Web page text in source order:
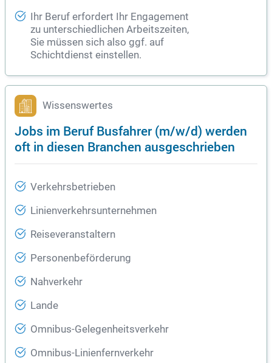
Ihr Beruf erfordert Ihr Engagement
zu unterschiedlichen Arbeitszeiten,
Sie müssen sich also ggf. auf
Schichtdienst einstellen.
Wissenswertes
Jobs im Beruf Busfahrer (m/w/d) werden
oft in diesen Branchen ausgeschrieben
Verkehrsbetrieben
Linienverkehrsunternehmen
Reiseveranstaltern
Personenbeförderung
Nahverkehr
Lande
Omnibus-Gelegenheitsverkehr
Omnibus-Linienfernverkehr